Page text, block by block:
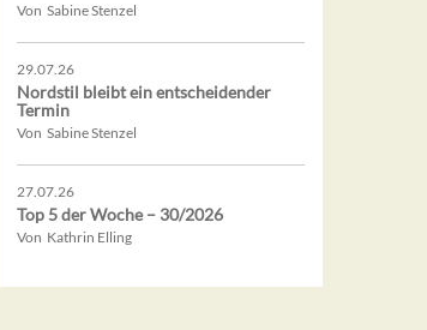
Von Sabine Stenzel
29.07.26
Nordstil bleibt ein entscheidender
Termin
Von Sabine Stenzel
27.07.26
Top 5 der Woche – 30/2026
Von Kathrin Elling